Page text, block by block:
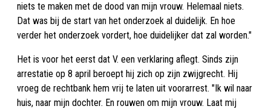
niets te maken met de dood van mijn vrouw. Helemaal niets.
Dat was bij de start van het onderzoek al duidelijk. En hoe
verder het onderzoek vordert, hoe duidelijker dat zal worden."
Het is voor het eerst dat V. een verklaring aflegt. Sinds zijn
arrestatie op 8 april beroept hij zich op zijn zwijgrecht. Hij
vroeg de rechtbank hem vrij te laten uit voorarrest. "Ik wil naar
huis, naar mijn dochter. En rouwen om mijn vrouw. Laat mij